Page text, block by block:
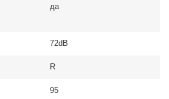
да
72dB
R
95